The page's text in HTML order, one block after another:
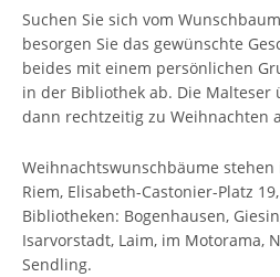
Suchen Sie sich vom
besorgen Sie das gewünschte
beides mit einem persönlichen
in der Bibliothek ab. Die Malteser
dann rechtzeitig zu Weihnachten
Weihnachtswunschbäume
Riem, Elisabeth-Castonier-Platz
Bibliotheken: Bogenhausen,
Isarvorstadt, Laim, im Motorama,
Sendling.